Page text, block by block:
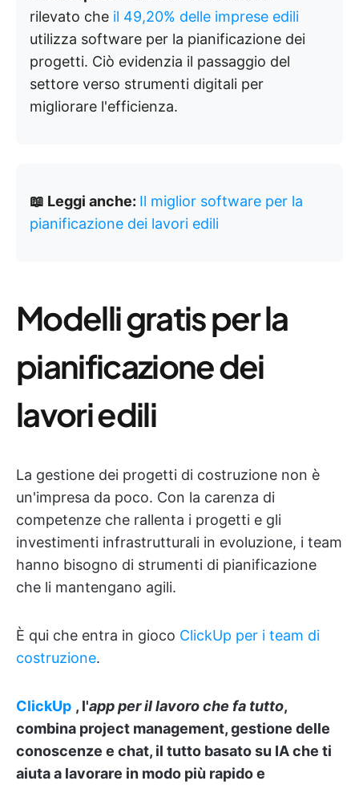
rilevato che il 49,20% delle imprese edili
utilizza software per la pianificazione dei
progetti. Ciò evidenzia il passaggio del
settore verso strumenti digitali per
migliorare l'efficienza.
📖 Leggi anche: Il miglior software per la
pianificazione dei lavori edili
Modelli gratis per la
pianificazione dei
lavori edili
La gestione dei progetti di costruzione non è
un'impresa da poco. Con la carenza di
competenze che rallenta i progetti e gli
investimenti infrastrutturali in evoluzione, i team
hanno bisogno di strumenti di pianificazione
che li mantengano agili.
È qui che entra in gioco ClickUp per i team di
costruzione.
ClickUp , l'app per il lavoro che fa tutto,
combina project management, gestione delle
conoscenze e chat, il tutto basato su IA che ti
aiuta a lavorare in modo più rapido e